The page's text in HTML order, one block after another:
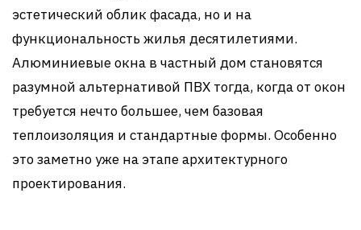
эстетический облик фасада, но и на
функциональность жилья десятилетиями.
Алюминиевые окна в частный дом становятся
разумной альтернативой ПВХ тогда, когда от окон
требуется нечто большее, чем базовая
теплоизоляция и стандартные формы. Особенно
это заметно уже на этапе архитектурного
проектирования.